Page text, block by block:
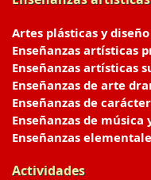
Artes plásticas y diseño
Enseñanzas artísticas
Enseñanzas artísticas
Enseñanzas de arte
Enseñanzas de
Enseñanzas de música
Enseñanzas
Actividades